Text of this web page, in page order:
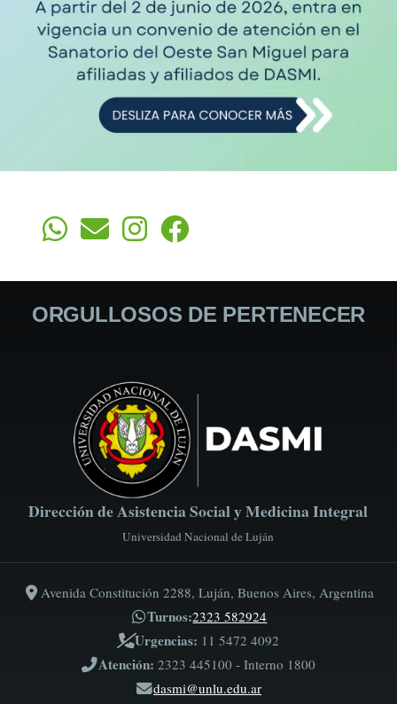
ORGULLOSOS DE PERTENECER
Dirección de Asistencia Social y Medicina Integral
Universidad Nacional de Luján
Avenida Constitución 2288, Luján, Buenos Aires, Argentina
Turnos:2323 582924
Urgencias: 11 5472 4092
Atención: 2323 445100 - Interno 1800
dasmi@unlu.edu.ar